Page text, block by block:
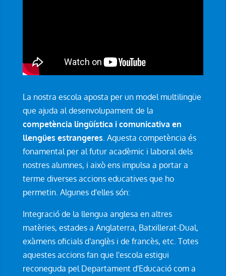
La nostra escola aposta per un model multilingüe
que ajuda al desenvolupament de la
competència lingüística i comunicativa en
llengües estrangeres . Aquesta competència és
fonamental per al futur acadèmic i laboral dels
nostres alumnes, i això ens impulsa a portar a
terme diverses accions educatives que ho
permetin. Algunes d'elles són:
Integració de la llengua anglesa en altres
matèries, estades a Anglaterra, Batxillerat-Dual,
exàmens oficials d'anglès i de francès, etc. Totes
aquestes accions fan que l'escola estigui
reconeguda pel Departament d'Educació com a